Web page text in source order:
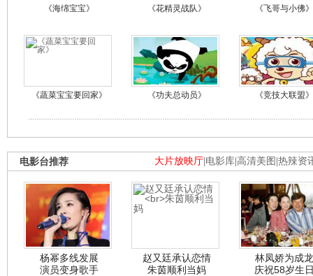
《海绵宝宝》 《花精灵战队》 《飞哥与小佛》
《蔬菜宝宝要回家》 《功夫总动员》 《竞技大联盟》
大片放映厅 电影库 高清美图 热辣资
电影台推荐
杨幂多线发展
演员变身歌手
赵又廷承认恋情
朱茵顺利当妈
林凤娇为成龙
庆祝58岁生